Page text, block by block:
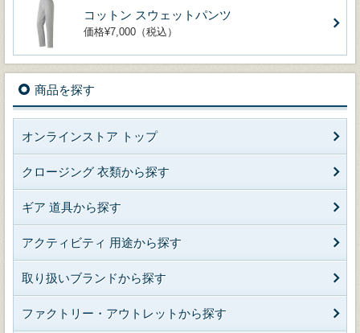
コットン スウェットパンツ
価格¥7,000（税込）
商品を探す
オンラインストア トップ
クロージング 衣類から探す
ギア 道具から探す
アクティビティ 用途から探す
取り扱いブランドから探す
ファクトリー・アウトレットから探す